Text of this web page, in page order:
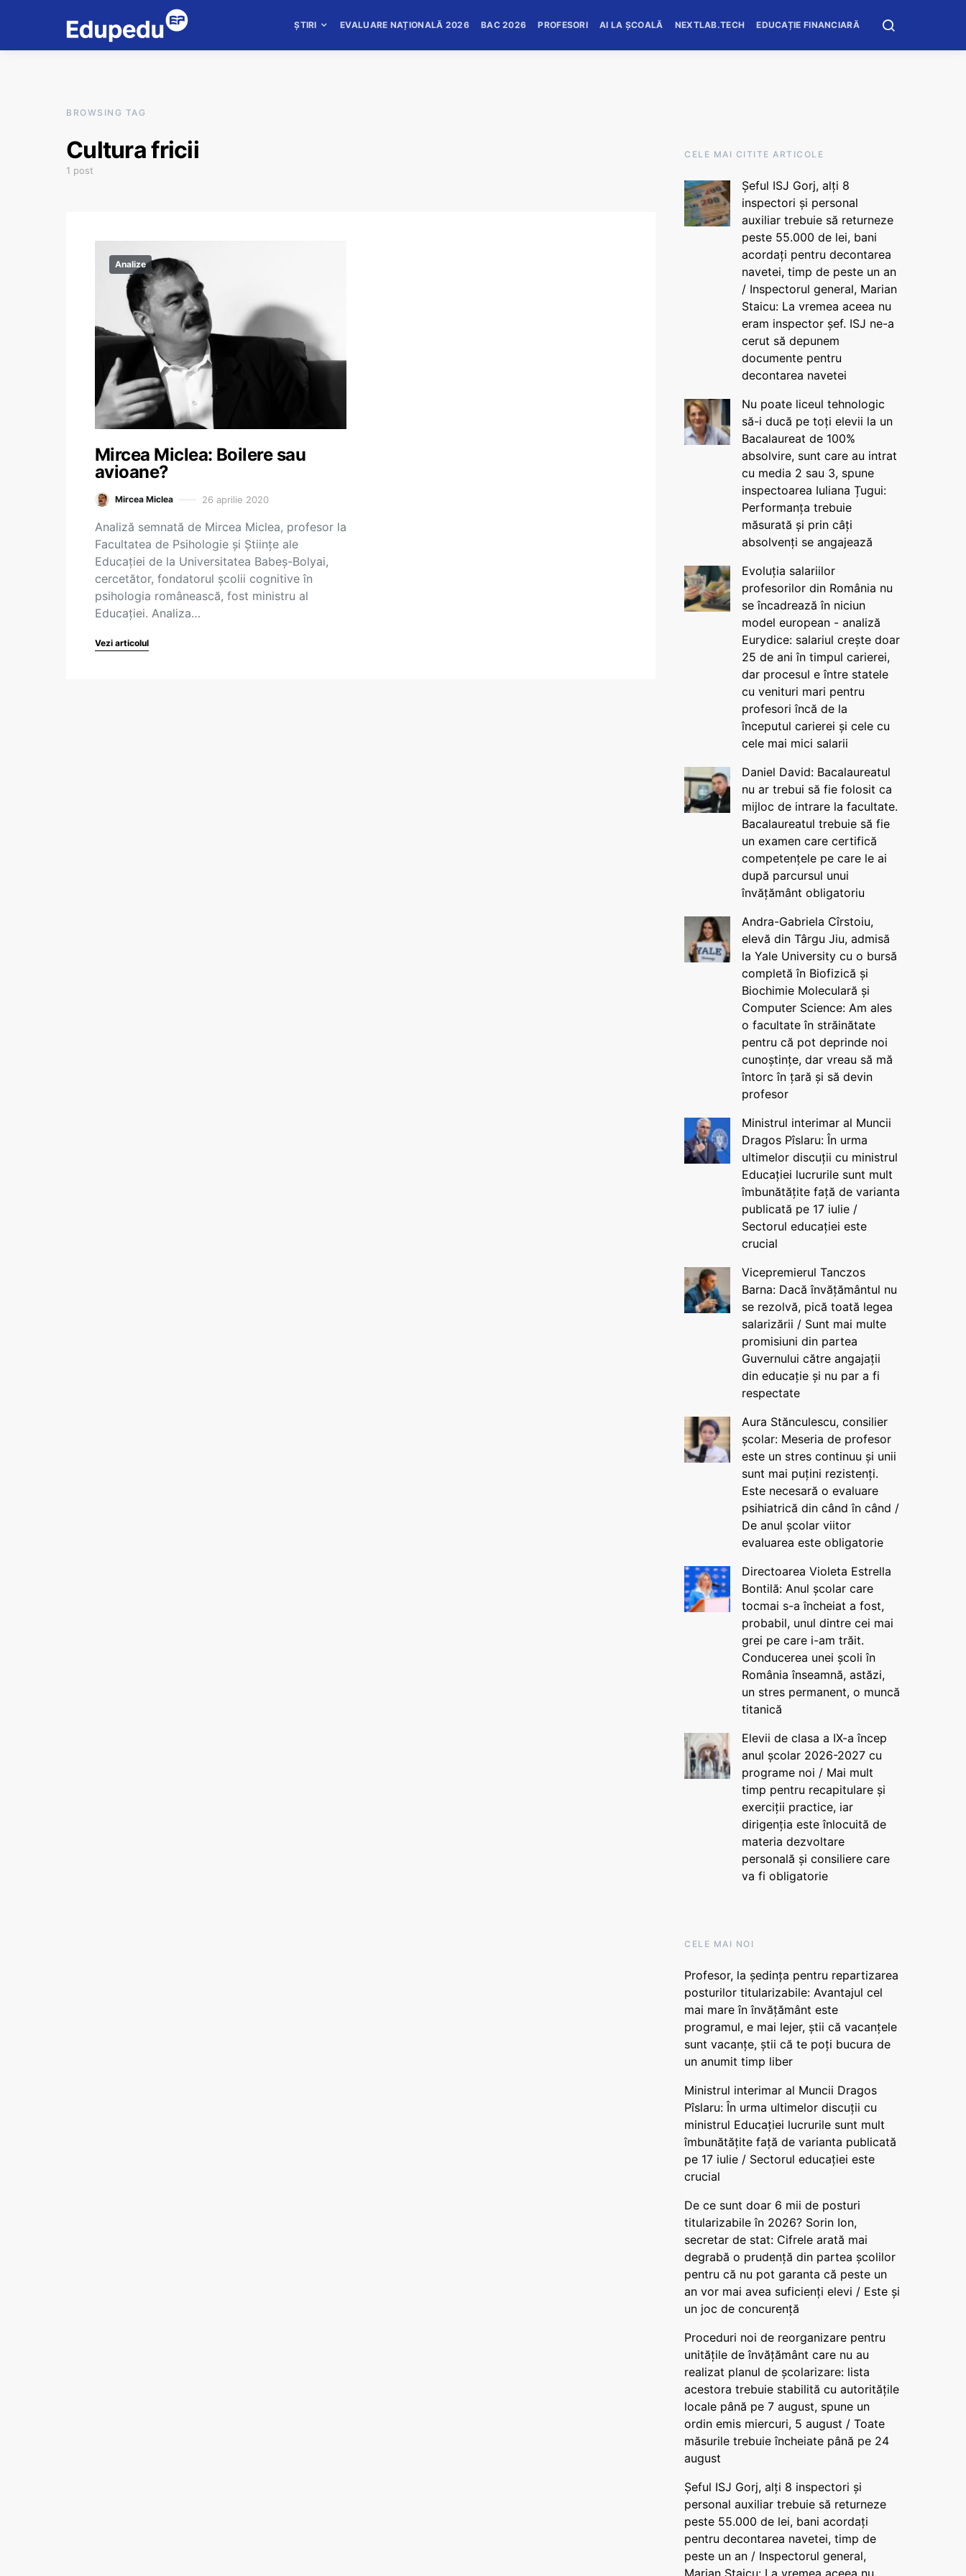
ȘTIRI EVALUARE NAȚIONALĂ 2026 BAC 2026 PROFESORI AI LA ȘCOALĂ NEXTLAB.TECH EDUCAȚIE FINANCIARĂ
BROWSING TAG
Cultura fricii
1 post
Analize
Mircea Miclea: Boilere sau
avioane?
Mircea Miclea 26 aprilie 2020
Analiză semnată de Mircea Miclea, profesor la
Facultatea de Psihologie și Științe ale
Educației de la Universitatea Babeș-Bolyai,
cercetător, fondatorul școlii cognitive în
psihologia românească, fost ministru al
Educației. Analiza…
Vezi articolul
CELE MAI CITITE ARTICOLE
Șeful ISJ Gorj, alți 8
inspectori și personal
auxiliar trebuie să returneze
peste 55.000 de lei, bani
acordați pentru decontarea
navetei, timp de peste un an
/ Inspectorul general, Marian
Staicu: La vremea aceea nu
eram inspector șef. ISJ ne-a
cerut să depunem
documente pentru
decontarea navetei
Nu poate liceul tehnologic
să-i ducă pe toți elevii la un
Bacalaureat de 100%
absolvire, sunt care au intrat
cu media 2 sau 3, spune
inspectoarea Iuliana Țugui:
Performanța trebuie
măsurată și prin câți
absolvenți se angajează
Evoluția salariilor
profesorilor din România nu
se încadrează în niciun
model european - analiză
Eurydice: salariul crește doar
25 de ani în timpul carierei,
dar procesul e între statele
cu venituri mari pentru
profesori încă de la
începutul carierei și cele cu
cele mai mici salarii
Daniel David: Bacalaureatul
nu ar trebui să fie folosit ca
mijloc de intrare la facultate.
Bacalaureatul trebuie să fie
un examen care certifică
competențele pe care le ai
după parcursul unui
învățământ obligatoriu
Andra-Gabriela Cîrstoiu,
elevă din Târgu Jiu, admisă
la Yale University cu o bursă
completă în Biofizică și
Biochimie Moleculară și
Computer Science: Am ales
o facultate în străinătate
pentru că pot deprinde noi
cunoștințe, dar vreau să mă
întorc în țară și să devin
profesor
Ministrul interimar al Muncii
Dragos Pîslaru: În urma
ultimelor discuții cu ministrul
Educației lucrurile sunt mult
îmbunătățite față de varianta
publicată pe 17 iulie /
Sectorul educației este
crucial
Vicepremierul Tanczos
Barna: Dacă învățământul nu
se rezolvă, pică toată legea
salarizării / Sunt mai multe
promisiuni din partea
Guvernului către angajații
din educație și nu par a fi
respectate
Aura Stănculescu, consilier
școlar: Meseria de profesor
este un stres continuu și unii
sunt mai puțini rezistenți.
Este necesară o evaluare
psihiatrică din când în când /
De anul școlar viitor
evaluarea este obligatorie
Directoarea Violeta Estrella
Bontilă: Anul școlar care
tocmai s-a încheiat a fost,
probabil, unul dintre cei mai
grei pe care i-am trăit.
Conducerea unei școli în
România înseamnă, astăzi,
un stres permanent, o muncă
titanică
Elevii de clasa a IX-a încep
anul școlar 2026-2027 cu
programe noi / Mai mult
timp pentru recapitulare și
exerciții practice, iar
dirigenția este înlocuită de
materia dezvoltare
personală și consiliere care
va fi obligatorie
CELE MAI NOI
Profesor, la ședința pentru repartizarea
posturilor titularizabile: Avantajul cel
mai mare în învățământ este
programul, e mai lejer, știi că vacanțele
sunt vacanţe, știi că te poți bucura de
un anumit timp liber
Ministrul interimar al Muncii Dragos
Pîslaru: În urma ultimelor discuții cu
ministrul Educației lucrurile sunt mult
îmbunătățite față de varianta publicată
pe 17 iulie / Sectorul educației este
crucial
De ce sunt doar 6 mii de posturi
titularizabile în 2026? Sorin Ion,
secretar de stat: Cifrele arată mai
degrabă o prudență din partea școlilor
pentru că nu pot garanta că peste un
an vor mai avea suficienți elevi / Este și
un joc de concurență
Proceduri noi de reorganizare pentru
unitățile de învățământ care nu au
realizat planul de școlarizare: lista
acestora trebuie stabilită cu autoritățile
locale până pe 7 august, spune un
ordin emis miercuri, 5 august / Toate
măsurile trebuie încheiate până pe 24
august
Șeful ISJ Gorj, alți 8 inspectori și
personal auxiliar trebuie să returneze
peste 55.000 de lei, bani acordați
pentru decontarea navetei, timp de
peste un an / Inspectorul general,
Marian Staicu: La vremea aceea nu